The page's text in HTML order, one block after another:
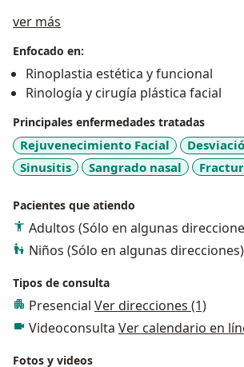
ver más
Enfocado en:
Rinoplastia estética y funcional
Rinología y cirugía plástica facial
Principales enfermedades tratadas
Rejuvenecimiento Facial
Sinusitis
Sangrado nasal
Pacientes que atiendo
Adultos (Sólo en algunas
Niños (Sólo en algunas direcciones)
Tipos de consulta
Presencial Ver direcciones (1)
Videoconsulta Ver calendario en
Fotos y videos